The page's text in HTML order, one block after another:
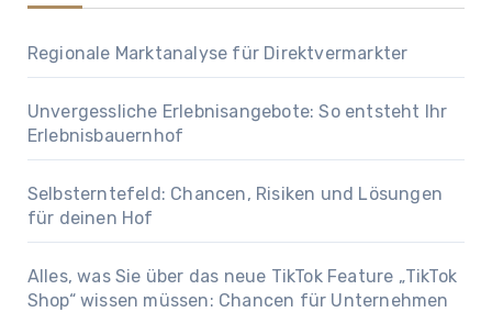
Regionale Marktanalyse für Direktvermarkter
Unvergessliche Erlebnisangebote: So entsteht Ihr
Erlebnisbauernhof
Selbsterntefeld: Chancen, Risiken und Lösungen
für deinen Hof
Alles, was Sie über das neue TikTok Feature „TikTok
Shop“ wissen müssen: Chancen für Unternehmen